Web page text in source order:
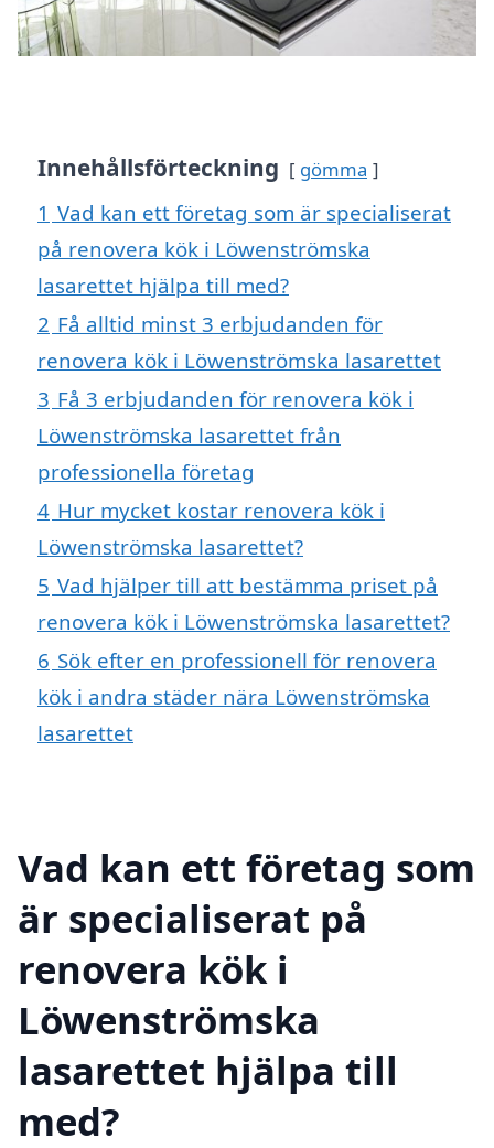
Innehållsförteckning gömma
1 Vad kan ett företag som är specialiserat
på renovera kök i Löwenströmska
lasarettet hjälpa till med?
2 Få alltid minst 3 erbjudanden för
renovera kök i Löwenströmska lasarettet
3 Få 3 erbjudanden för renovera kök i
Löwenströmska lasarettet från
professionella företag
4 Hur mycket kostar renovera kök i
Löwenströmska lasarettet?
5 Vad hjälper till att bestämma priset på
renovera kök i Löwenströmska lasarettet?
6 Sök efter en professionell för renovera
kök i andra städer nära Löwenströmska
lasarettet
Vad kan ett företag som
är specialiserat på
renovera kök i
Löwenströmska
lasarettet hjälpa till
med?